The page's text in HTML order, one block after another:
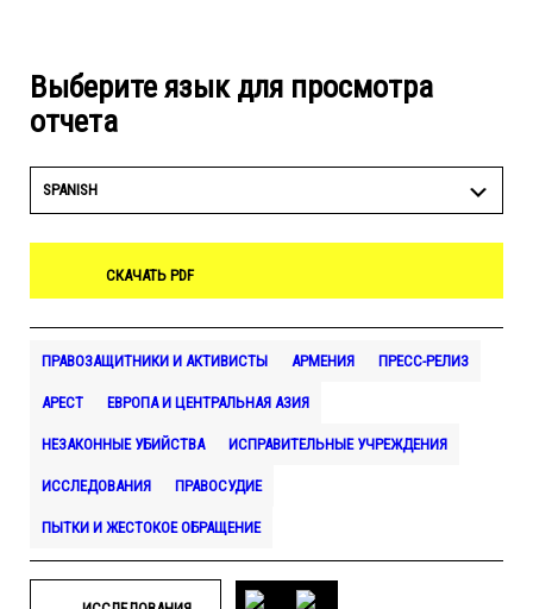
Выберите язык для просмотра
отчета
SPANISH
СКАЧАТЬ PDF
ПРАВОЗАЩИТНИКИ И АКТИВИСТЫ АРМЕНИЯ ПРЕСС-РЕЛИЗ
АРЕСТ ЕВРОПА И ЦЕНТРАЛЬНАЯ АЗИЯ
НЕЗАКОННЫЕ УБИЙСТВА ИСПРАВИТЕЛЬНЫЕ УЧРЕЖДЕНИЯ
ИССЛЕДОВАНИЯ ПРАВОСУДИЕ
ПЫТКИ И ЖЕСТОКОЕ ОБРАЩЕНИЕ